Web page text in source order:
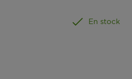
En stock